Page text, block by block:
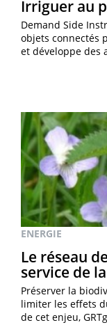
Irriguer au
Demand Side
objets connectés
et développe des
ENERGIE
Le réseau
service de
Préserver la
limiter les effets
de cet enjeu,